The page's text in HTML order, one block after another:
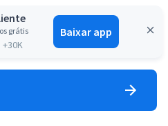
grátis
+30K
Baixar app
Entrar